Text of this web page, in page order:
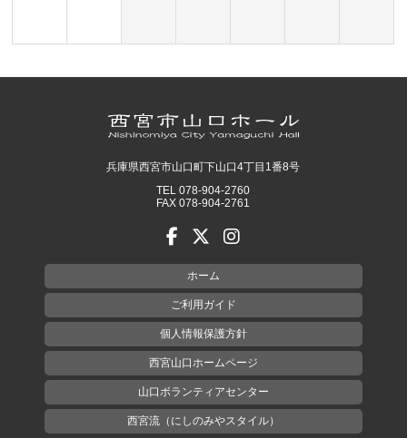
兵庫県西宮市山口町下山口4丁目1番8号
TEL 078-904-2760
FAX 078-904-2761
ホーム
ご利用ガイド
個人情報保護方針
西宮山口ホームページ
山口ボランティアセンター
西宮流（にしのみやスタイル）